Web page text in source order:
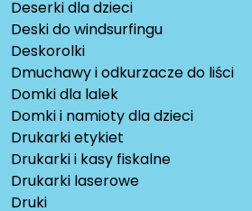
Deserki dla dzieci
Deski do windsurfingu
Deskorolki
Dmuchawy i odkurzacze do liści
Domki dla lalek
Domki i namioty dla dzieci
Drukarki etykiet
Drukarki i kasy fiskalne
Drukarki laserowe
Druki